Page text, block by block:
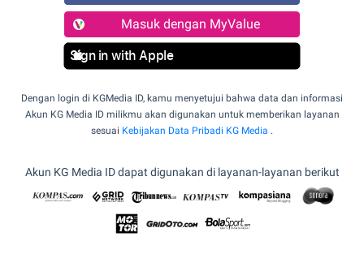
Masuk dengan MyValue
Sign in with Apple
Dengan login di KGMedia ID, kamu menyetujui bahwa data dan informasi
Akun KG Media ID milikmu akan digunakan untuk memberikan layanan
sesuai Kebijakan Data Pribadi KG Media .
Akun KG Media ID dapat digunakan di layanan-layanan berikut